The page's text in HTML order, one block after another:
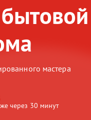
мастера
через 30 минут